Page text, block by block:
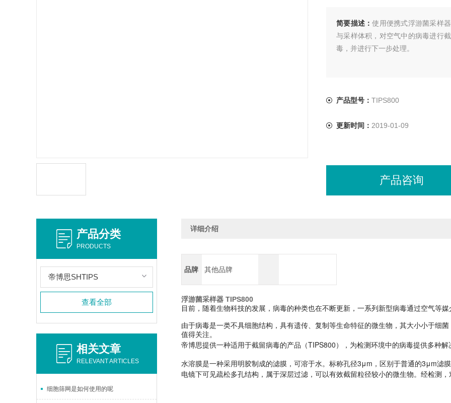
简要描述：使用便携式浮游菌采样
与采样体积，对空气中的病毒进行
毒，并进行下一步处理。
产品型号： TIPS800
更新时间： 2019-01-09
产品咨询
产品分类
PRODUCTS
帝博思SHTIPS
查看全部
相关文章
RELEVANT ARTICLES
细胞筛网是如何使用的呢
详细介绍
品牌 其他品牌
浮游菌采样器 TIPS800
目前，随着生物科技的发展，病毒的种类也在不断更新，一系列新型病毒通过空气等
由于病毒是一类不具细胞结构，具有遗传、复制等生命特征的微生物，其大小小于细
值得关注。
帝博思提供一种适用于截留病毒的产品（TIPS800），为检测环境中的病毒提供多种解
水溶膜是一种采用明胶制成的滤膜，可溶于水。标称孔径3μm ，区别于普通的3μm滤
电镜下可见疏松多孔结构，属于深层过滤，可以有效截留粒径较小的微生物。经检测，